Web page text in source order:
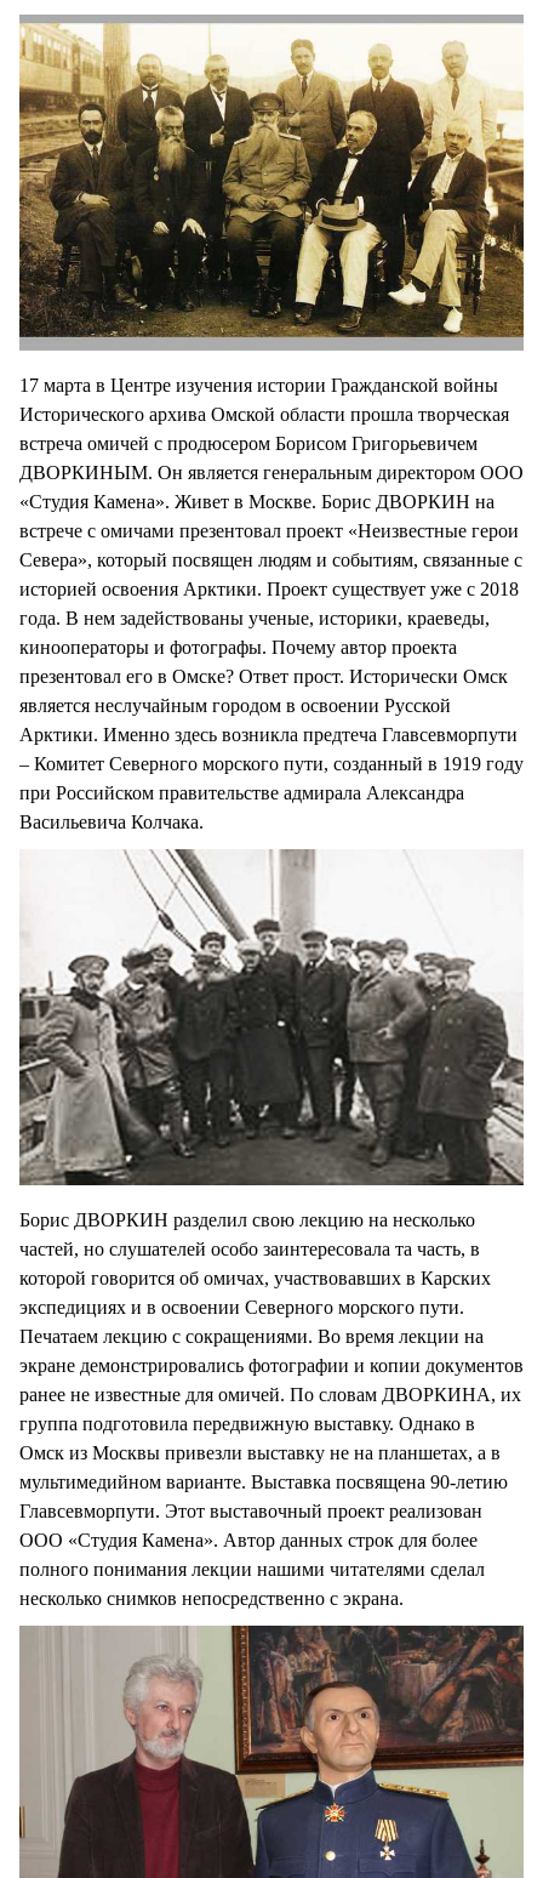
17 марта в Центре изучения истории Гражданской войны
Исторического архива Омской области прошла творческая
встреча омичей с продюсером Борисом Григорьевичем
ДВОРКИНЫМ. Он является генеральным директором ООО
«Студия Камена». Живет в Москве. Борис ДВОРКИН на
встрече с омичами презентовал проект «Неизвестные герои
Севера», который посвящен людям и событиям, связанные с
историей освоения Арктики. Проект существует уже с 2018
года. В нем задействованы ученые, историки, краеведы,
кинооператоры и фотографы. Почему автор проекта
презентовал его в Омске? Ответ прост. Исторически Омск
является неслучайным городом в освоении Русской
Арктики. Именно здесь возникла предтеча Главсевморпути
– Комитет Северного морского пути, созданный в 1919 году
при Российском правительстве адмирала Александра
Васильевича Колчака.
Борис ДВОРКИН разделил свою лекцию на несколько
частей, но слушателей особо заинтересовала та часть, в
которой говорится об омичах, участвовавших в Карских
экспедициях и в освоении Северного морского пути.
Печатаем лекцию с сокращениями. Во время лекции на
экране демонстрировались фотографии и копии документов
ранее не известные для омичей. По словам ДВОРКИНА, их
группа подготовила передвижную выставку. Однако в
Омск из Москвы привезли выставку не на планшетах, а в
мультимедийном варианте. Выставка посвящена 90-летию
Главсевморпути. Этот выставочный проект реализован
ООО «Студия Камена». Автор данных строк для более
полного понимания лекции нашими читателями сделал
несколько снимков непосредственно с экрана.